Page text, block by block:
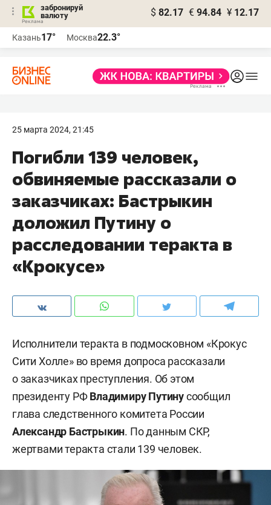
забронируй
валюту
$ 82.17 € 94.84 ¥ 12.17
Казань17° Москва22.3°
25 марта 2024, 21:45
Погибли 139 человек,
обвиняемые рассказали о
заказчиках: Бастрыкин
доложил Путину о
расследовании теракта в
«Крокусе»
Исполнители теракта в подмосковном «Крокус
Сити Холле» во время допроса рассказали
о заказчиках преступления. Об этом
президенту РФВладимиру Путинусообщил
глава следственного комитета России
Александр Бастрыкин. По данным СКР,
жертвами теракта стали 139 человек.